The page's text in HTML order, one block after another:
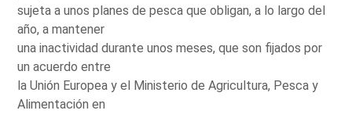
sujeta a unos planes de pesca que obligan, a lo largo del
año, a mantener
una inactividad durante unos meses, que son fijados por
un acuerdo entre
la Unión Europea y el Ministerio de Agricultura, Pesca y
Alimentación en